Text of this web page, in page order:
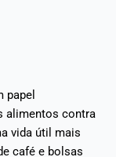
papel
alimentos contra
vida útil mais
café e bolsas